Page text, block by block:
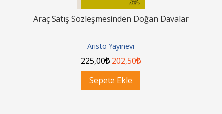
Araç Satış Sözleşmesinden Doğan Davalar
Aristo Yayınevi
225,00 202,50
Sepete Ekle